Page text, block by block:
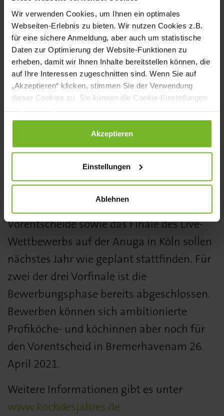
Wir verwenden Cookies, um Ihnen ein optimales
Webseiten-Erlebnis zu bieten. Wir nutzen Cookies z.B.
für eine sichere Anmeldung, aber auch um statistische
Daten zur Optimierung der Website-Funktionen zu
erheben, damit wir Ihnen Inhalte bereitstellen können, die
auf Ihre Interessen zugeschnitten sind. Wenn Sie auf
„Akzeptieren“ klicken, stimmen Sie der Verwendung
dieser Cookies zu. Sie können die Cookie-Einstellungen
Datenschutzerklärung|Impressum
Akzeptieren
Einstellungen
Ablehnen
(Restaurant Philipp*, Sommerhausen),
Niels Möller, (Restaurant Merkles*,
Endingen am Kaiserstuhl), Lokalmatador
Rainer Sarrazin (Aramark im Hause der
Deutschen Bank AG, Leipzig/Schkeuditz),
David Weigang (Restaurant Verbene,
Koblenz).
Bewerbung für Bremerhaven noch
möglich
Die drei weiteren noch ausstehenden
Vorentscheide sowie das Finale des Live-
Wettbewerbs auf der Anuga in Köln sollen
nächstes Jahr wie geplant stattfinden. Für
zwei der drei Vorfinale ist die
Bewerbungsphase bereits abgeschlossen.
Bewerben können sich ambitionierte
Profiköche- und köchinnen aber noch für
den Vorentscheid in Bremerhavenam 26.
April 2021.
Weitere Informationen gibt es unter
www.kochdesjahres.de